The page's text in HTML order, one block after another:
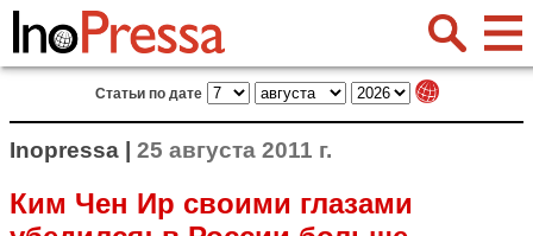
Статьи по дате
Inopressa | 25 августа 2011 г.
Ким Чен Ир своими глазами